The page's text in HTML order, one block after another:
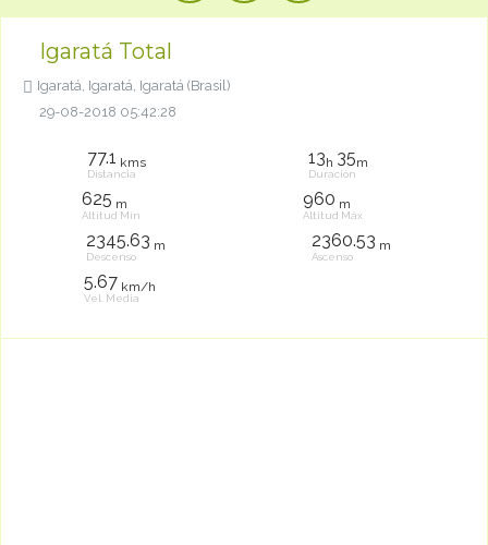
Igaratá Total
Igaratá, Igaratá, Igaratá (Brasil)
29-08-2018 05:42:28
77.1 kms
Distancia
13h 35m
Duración
625 m
Altitud Mín
960 m
Altitud Máx
2345.63 m
Descenso
2360.53 m
Ascenso
5.67 km/h
Vel. Media